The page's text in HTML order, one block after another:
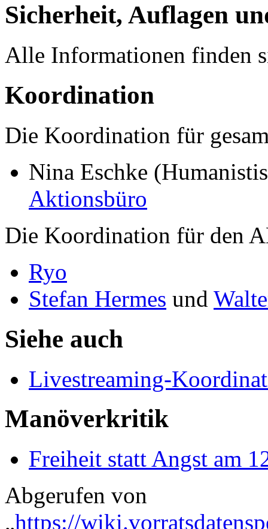
Sicherheit, Auflagen
Alle Informationen finden
Koordination
Die Koordination für
Nina Eschke
Aktionsbüro
Die Koordination für den
Ryo
Stefan Hermes und
Siehe auch
Livestreaming-
Manöverkritik
Freiheit statt Angst am
Abgerufen von
„https://